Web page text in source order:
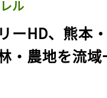
ル
ーHD、熊本
・農地を流